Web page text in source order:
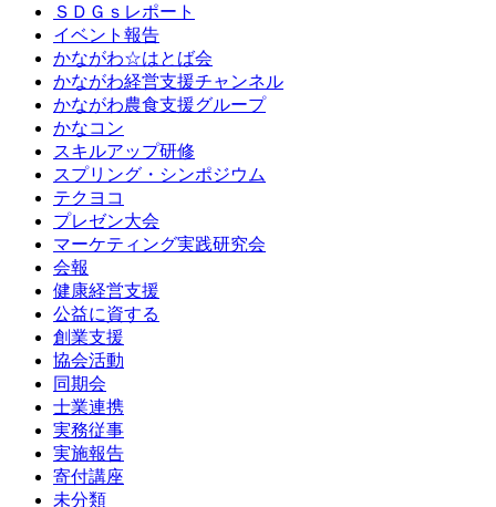
ＳＤＧｓレポート
イベント報告
かながわ☆はとば会
かながわ経営支援チャンネル
かながわ農食支援グループ
かなコン
スキルアップ研修
スプリング・シンポジウム
テクヨコ
プレゼン大会
マーケティング実践研究会
会報
健康経営支援
公益に資する
創業支援
協会活動
同期会
士業連携
実務従事
実施報告
寄付講座
未分類